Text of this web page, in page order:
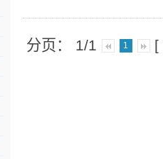
分页： 1/1 1 [